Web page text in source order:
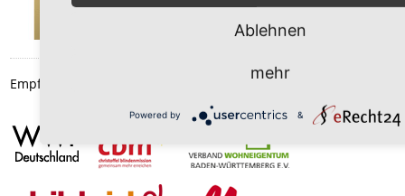
Empfohlen durch:
Ablehnen
mehr
Powered by &